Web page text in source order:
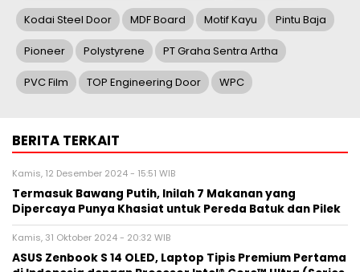
Kodai Steel Door MDF Board Motif Kayu Pintu Baja
Pioneer Polystyrene PT Graha Sentra Artha
PVC Film TOP Engineering Door WPC
BERITA TERKAIT
Kamis, 12 Desember 2024 - 15:51 WIB
Termasuk Bawang Putih, Inilah 7 Makanan yang
Dipercaya Punya Khasiat untuk Pereda Batuk dan Pilek
Kamis, 31 Oktober 2024 - 20:32 WIB
ASUS Zenbook S 14 OLED, Laptop Tipis Premium Pertama